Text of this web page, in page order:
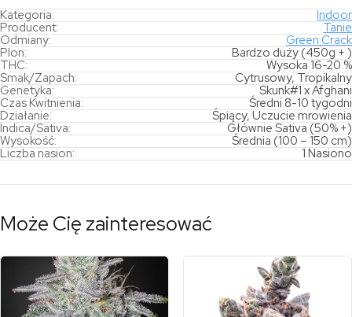
Kategoria:
Indoor
Producent:
Tanie
Odmiany:
Green Crack
Plon:
Bardzo duży (450g + )
THC:
Wysoka 16-20 %
Smak/Zapach:
Cytrusowy, Tropikalny
Genetyka:
Skunk#1 x Afghani
Czas Kwitnienia:
Średni 8-10 tygodni
Działanie:
Śpiący, Uczucie mrowienia
Indica/Sativa:
Głównie Sativa (50% +)
Wysokość:
Średnia (100 – 150 cm)
Liczba nasion:
1 Nasiono
Może Cię zainteresować